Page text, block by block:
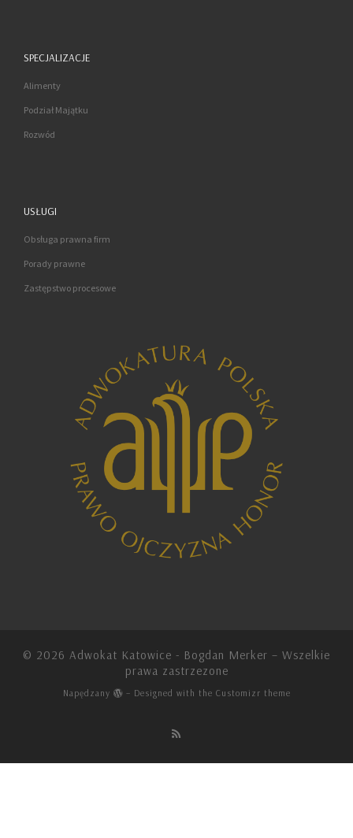
SPECJALIZACJE
Alimenty
Podział Majątku
Rozwód
USŁUGI
Obsługa prawna firm
Porady prawne
Zastępstwo procesowe
© 2026 Adwokat Katowice - Bogdan Merker – Wszelkie
prawa zastrzezone
Napędzany – Designed with the Customizr theme